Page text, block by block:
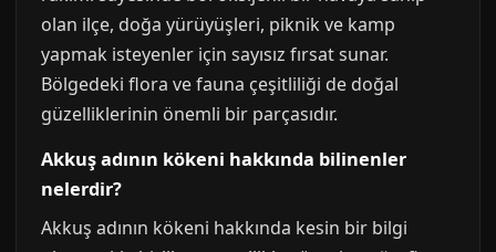
olan ilçe, doğa yürüyüşleri, piknik ve kamp
yapmak isteyenler için sayısız fırsat sunar.
Bölgedeki flora ve fauna çeşitliliği de doğal
güzelliklerinin önemli bir parçasıdır.
Akkuş adının kökeni hakkında bilinenler
nelerdir?
Akkuş adının kökeni hakkında kesin bir bilgi